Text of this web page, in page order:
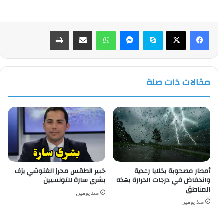
فيسبوك سكايب واتساب
مقالات ذات صلة
أمطار مصحوبة بخلايا رعدية
وانخفاض في درجات الحرارة بهذه
المناطق
منذ يومين
خبير الطقس محرز الغنوشي يزف
بشرى سارة للتونسيين
منذ يومين